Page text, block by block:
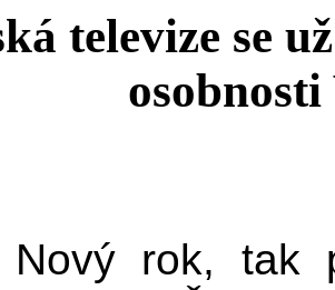
televize se
rok, tak